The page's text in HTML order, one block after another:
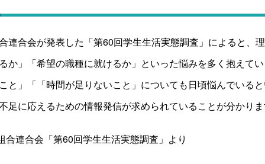
連合会が発表した「第60回学生生活実態調査」によると、
か」「希望の職種に就けるか」といった悩みを多く抱えて
と」「「時間が足りないこと」についても日頃悩んでいる
足に応えるための情報発信が求められていることが分かり
合連合会「第60回学生生活実態調査」より